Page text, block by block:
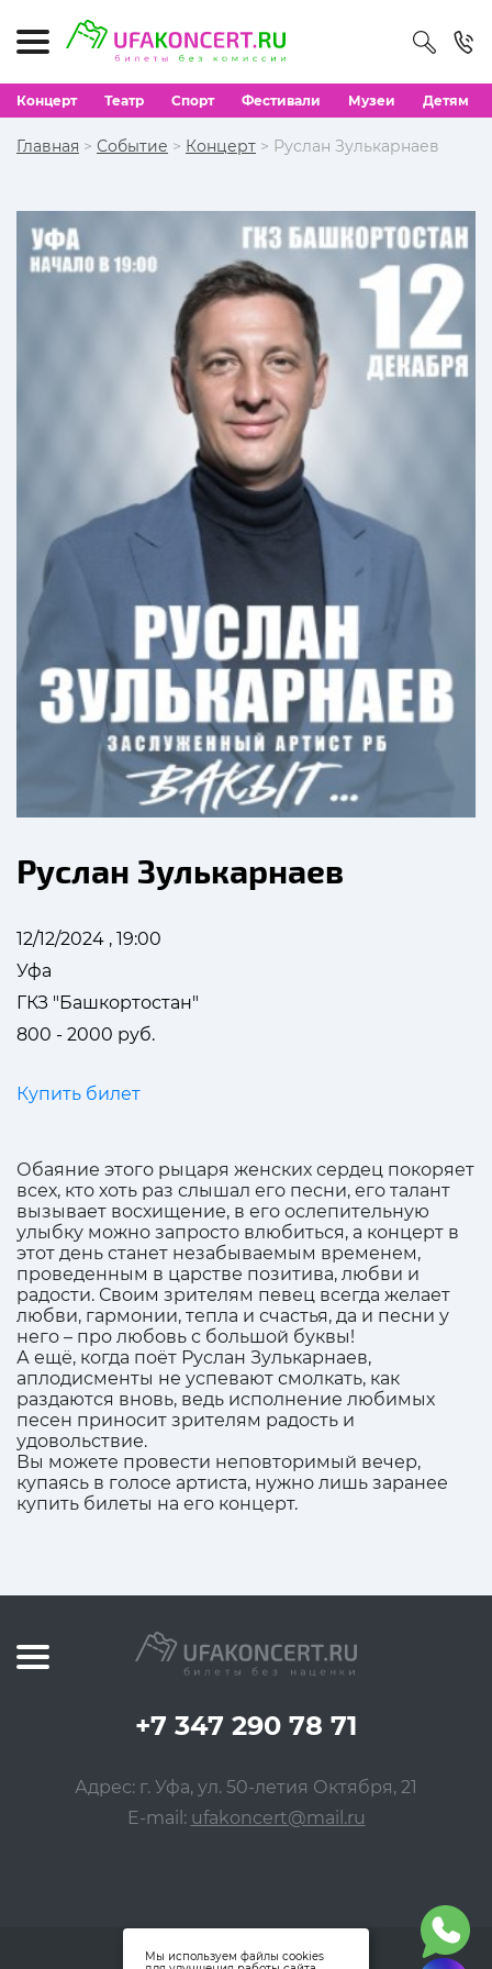
Концерт Театр Спорт Фестивали Музеи Детям
Главная > Событие > Концерт > Руслан Зулькарнаев
Руслан Зулькарнаев
12/12/2024 , 19:00
Уфа
ГКЗ "Башкортостан"
800 - 2000 руб.
Купить билет
Обаяние этого рыцаря женских сердец покоряет
всех, кто хоть раз слышал его песни, его талант
вызывает восхищение, в его ослепительную
улыбку можно запросто влюбиться, а концерт в
этот день станет незабываемым временем,
проведенным в царстве позитива, любви и
радости. Своим зрителям певец всегда желает
любви, гармонии, тепла и счастья, да и песни у
него – про любовь с большой буквы!
А ещё, когда поёт Руслан Зулькарнаев,
аплодисменты не успевают смолкать, как
раздаются вновь, ведь исполнение любимых
песен приносит зрителям радость и
удовольствие.
Вы можете провести неповторимый вечер,
купаясь в голосе артиста, нужно лишь заранее
купить билеты на его концерт.
+7 347 290 78 71
Адрес: г. Уфа, ул. 50-летия Октября, 21
E-mail: ufakoncert@mail.ru
Мы используем файлы cookies